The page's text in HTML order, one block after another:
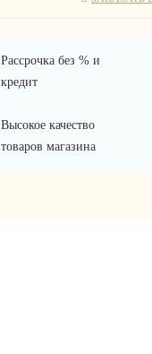
Рассрочка без % и
кредит
Высокое качество
товаров магазина